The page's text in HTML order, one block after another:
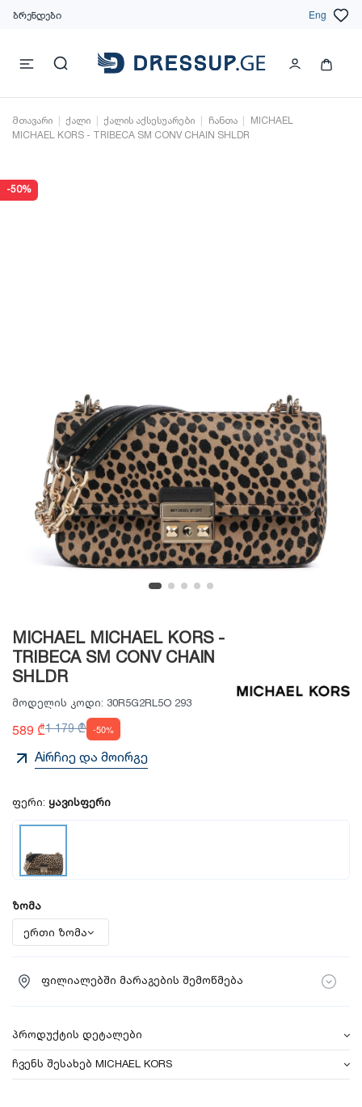
ბრენდები Eng
მთავარი ქალი ქალის აქსესუარები ჩანთა
MICHAEL
MICHAEL KORS - TRIBECA SM CONV CHAIN SHLDR
-50%
MICHAEL MICHAEL KORS -
TRIBECA SM CONV CHAIN
SHLDR
მოდელის კოდი: 30R5G2RL5O 293
589 ₾1 179 ₾ -50%
Aiრჩიე და მოირგე
ფერი: ყავისფერი
ზომა
ფილიალებში მარაგების შემოწმება
პროდუქტის დეტალები
ჩვენს შესახებ MICHAEL KORS